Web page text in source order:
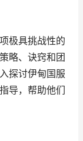
极具挑战性的
略、诀窍和团
探讨伊甸国服
导，帮助他们